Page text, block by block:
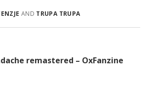
AND TRUPA TRUPA
remastered – OxFanzine